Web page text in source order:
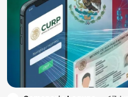
Cultura
Turismo
Ecología
Movilidad
Seguridad